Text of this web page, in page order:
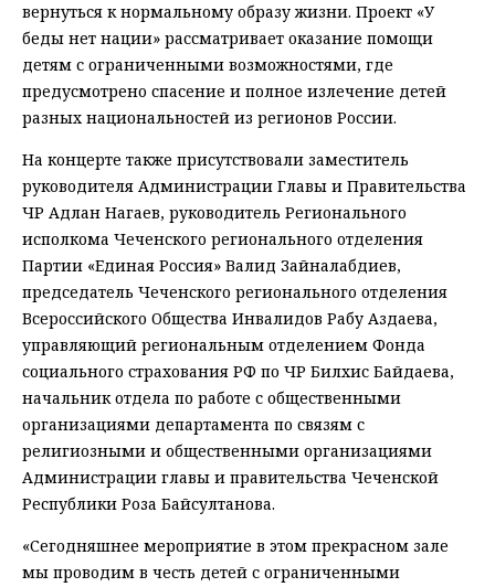
вернуться к нормальному образу жизни. Проект «У
беды нет нации» рассматривает оказание помощи
детям с ограниченными возможностями, где
предусмотрено спасение и полное излечение детей
разных национальностей из регионов России.
На концерте также присутствовали заместитель
руководителя Администрации Главы и Правительства
ЧР Адлан Нагаев, руководитель Регионального
исполкома Чеченского регионального отделения
Партии «Единая Россия» Валид Зайналабдиев,
председатель Чеченского регионального отделения
Всероссийского Общества Инвалидов Рабу Аздаева,
управляющий региональным отделением Фонда
социального страхования РФ по ЧР Билхис Байдаева,
начальник отдела по работе с общественными
организациями департамента по связям с
религиозными и общественными организациями
Администрации главы и правительства Чеченской
Республики Роза Байсултанова.
«Сегодняшнее мероприятие в этом прекрасном зале
мы проводим в честь детей с ограниченными